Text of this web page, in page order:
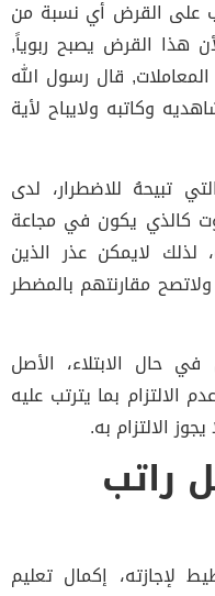
القرض أي نسبة من
القرض يصبح ربوياً,
قال رسول الله
ولايباح لأية
للاضطرار، لدى
يكون في مجاعة
لايمكن عذر الذين
مقارنتهم بالمضطر
الابتلاء، الأصل
بما يترتب عليه
به.
إكمال تعليم